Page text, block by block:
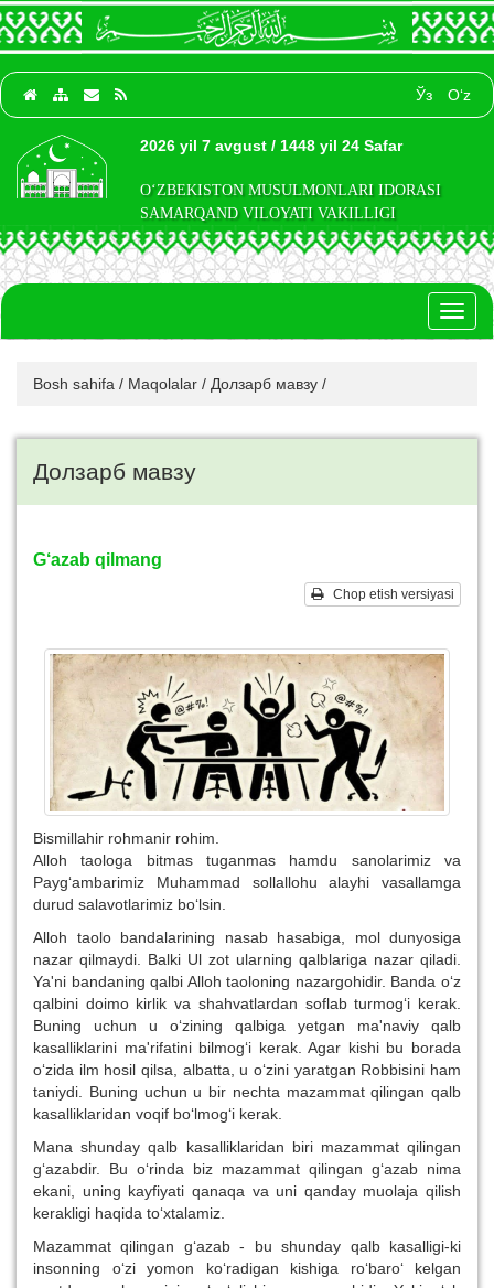
Ўз O‘z
2026 yil 7 avgust / 1448 yil 24 Safar
O‘ZBEKISTON MUSULMONLARI IDORASI
SAMARQAND VILOYATI VAKILLIGI
Bosh sahifa / Maqolalar / Долзарб мавзу /
Долзарб мавзу
G‘azab qilmang
Chop etish versiyasi
Bismillahir rohmanir rohim.
Alloh taologa bitmas tuganmas hamdu sanolarimiz va
Payg‘ambarimiz Muhammad sollallohu alayhi vasallamga
durud salavotlarimiz bo‘lsin.
Alloh taolo bandalarining nasab hasabiga, mol dunyosiga
nazar qilmaydi. Balki Ul zot ularning qalblariga nazar qiladi.
Ya'ni bandaning qalbi Alloh taoloning nazargohidir. Banda o‘z
qalbini doimo kirlik va shahvatlardan soflab turmog‘i kerak.
Buning uchun u o‘zining qalbiga yetgan ma'naviy qalb
kasalliklarini ma'rifatini bilmog‘i kerak. Agar kishi bu borada
o‘zida ilm hosil qilsa, albatta, u o‘zini yaratgan Robbisini ham
taniydi. Buning uchun u bir nechta mazammat qilingan qalb
kasalliklaridan voqif bo‘lmog‘i kerak.
Mana shunday qalb kasalliklaridan biri mazammat qilingan
g‘azabdir. Bu o‘rinda biz mazammat qilingan g‘azab nima
ekani, uning kayfiyati qanaqa va uni qanday muolaja qilish
kerakligi haqida to‘xtalamiz.
Mazammat qilingan g‘azab - bu shunday qalb kasalligi-ki
insonning o‘zi yomon ko‘radigan kishiga ro‘baro‘ kelgan